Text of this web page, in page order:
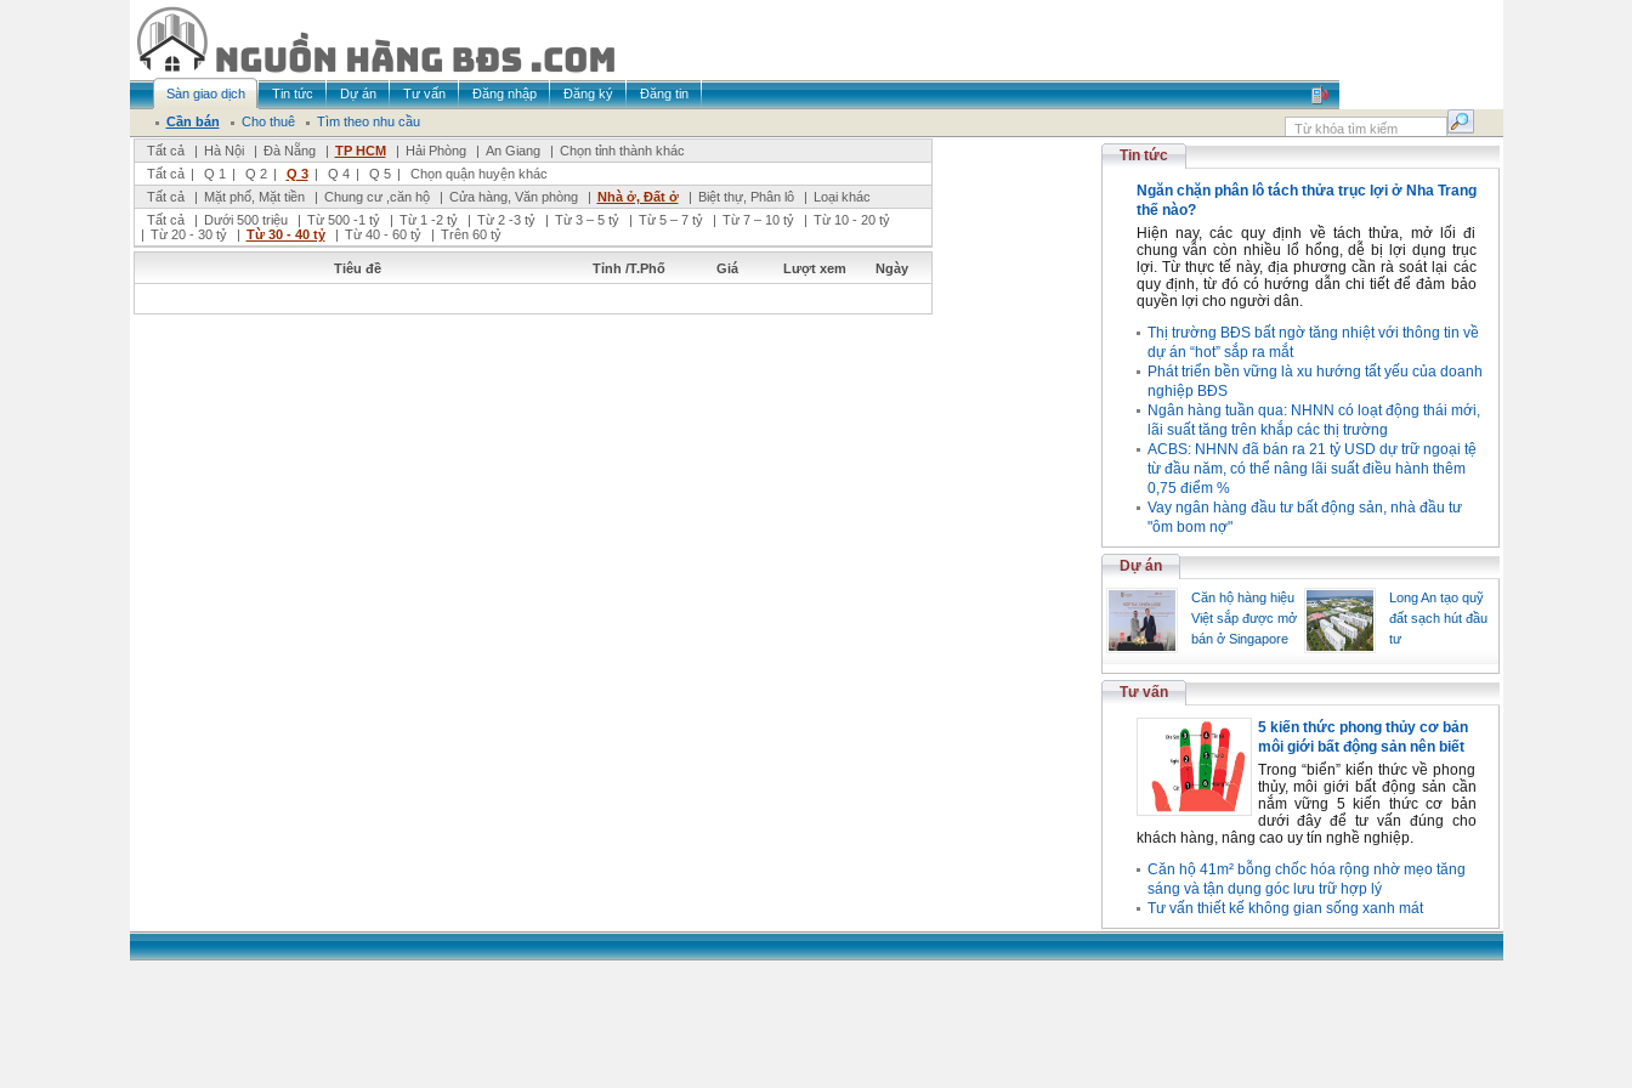
Sàn giao dịch Tin tức Dự án Tư vấn Đăng nhập Đăng ký
Đăng tin
Cần bán
Cho thuê
Tìm theo nhu cầu
Tất cả
| Hà Nội | Đà Nẵng | TP HCM | Hải Phòng | An Giang | Chọn tỉnh thành khác
Tất cả | Q 1 | Q 2 | Q 3 | Q 4 | Q 5 |
Chọn quận huyện khác
Tất cả
| Mặt phố, Mặt tiền | Chung cư ,căn hộ | Cửa hàng, Văn phòng | Nhà ở, Đất ở | Biệt thự, Phân lô | Loại khác
Tất cả
| Dưới 500 triệu | Từ 500 -1 tỷ | Từ 1 -2 tỷ | Từ 2 -3 tỷ | Từ 3 – 5 tỷ | Từ 5 – 7 tỷ | Từ 7 – 10 tỷ | Từ 10 - 20 tỷ
| Từ 20 - 30 tỷ | Từ 30 - 40 tỷ | Từ 40 - 60 tỷ | Trên 60 tỷ
Tiêu đề Tỉnh /T.Phố Giá Lượt xem Ngày
Tin tức
Ngăn chặn phân lô tách thửa trục lợi ở Nha Trang
thế nào?
Hiện nay, các quy định về tách thửa, mở lối đi
chung vẫn còn nhiều lổ hổng, dễ bị lợi dụng trục
lợi. Từ thực tế này, địa phương cần rà soát lại các
quy định, từ đó có hướng dẫn chi tiết để đảm bảo
quyền lợi cho người dân.
Thị trường BĐS bất ngờ tăng nhiệt với thông tin về
dự án “hot” sắp ra mắt
Phát triển bền vững là xu hướng tất yếu của doanh
nghiệp BĐS
Ngân hàng tuần qua: NHNN có loạt động thái mới,
lãi suất tăng trên khắp các thị trường
ACBS: NHNN đã bán ra 21 tỷ USD dự trữ ngoại tệ
từ đầu năm, có thể nâng lãi suất điều hành thêm
0,75 điểm %
Vay ngân hàng đầu tư bất động sản, nhà đầu tư
"ôm bom nợ"
Dự án
Căn hộ hàng hiệu
Việt sắp được mở
bán ở Singapore
Long An tạo quỹ
đất sạch hút đầu
tư
Tư vấn
5 kiến thức phong thủy cơ bản
môi giới bất động sản nên biết
Trong “biển” kiến thức về phong
thủy, môi giới bất động sản cần
nắm vững 5 kiến thức cơ bản
dưới đây để tư vấn đúng cho
khách hàng, nâng cao uy tín nghề nghiệp.
Căn hộ 41m² bỗng chốc hóa rộng nhờ mẹo tăng
sáng và tận dụng góc lưu trữ hợp lý
Tư vấn thiết kế không gian sống xanh mát